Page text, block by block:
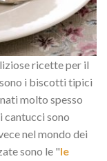
ricette per il
i biscotti tipici
molto spesso
cantucci sono
nel mondo dei
sono le "le